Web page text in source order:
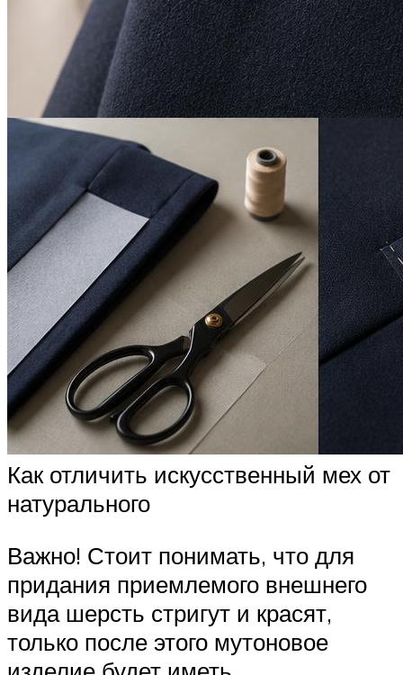
Как отличить искусственный мех от
натурального
Важно! Стоит понимать, что для
придания приемлемого внешнего
вида шерсть стригут и красят,
только после этого мутоновое